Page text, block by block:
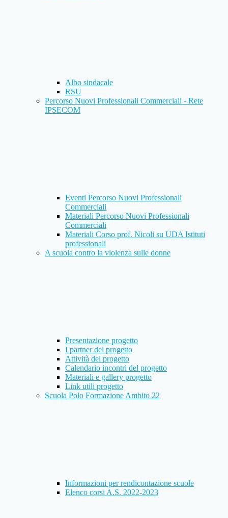
Albo sindacale
RSU
Percorso Nuovi Professionali Commerciali - Rete
IPSECOM
Eventi Percorso Nuovi Professionali
Commerciali
Materiali Percorso Nuovi Professionali
Commerciali
Materiali Corso prof. Nicoli su UDA Istituti
professionali
A scuola contro la violenza sulle donne
Presentazione progetto
I partner del progetto
Attività del progetto
Calendario incontri del progetto
Materiali e gallery progetto
Link utili progetto
Scuola Polo Formazione Ambito 22
Informazioni per rendicontazione scuole
Elenco corsi A.S. 2022-2023